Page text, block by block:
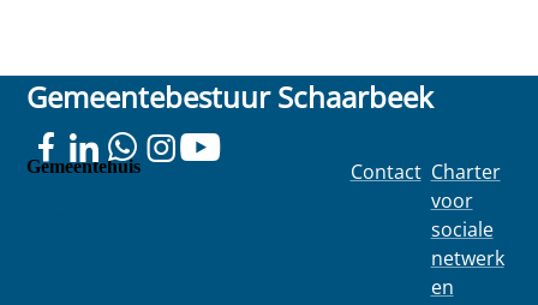
Gemeentebestuur Schaarbeek
Gemeentehuis Contact Charter
voor
sociale
netwerk
en